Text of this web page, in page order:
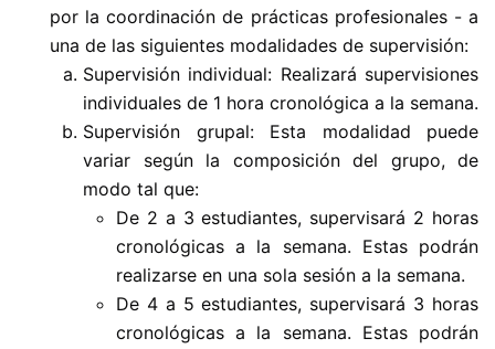
por la coordinación de prácticas profesionales - a
una de las siguientes modalidades de supervisión:
Supervisión individual: Realizará supervisiones
individuales de 1 hora cronológica a la semana.
Supervisión grupal: Esta modalidad puede
variar según la composición del grupo, de
modo tal que:
De 2 a 3 estudiantes, supervisará 2 horas
cronológicas a la semana. Estas podrán
realizarse en una sola sesión a la semana.
De 4 a 5 estudiantes, supervisará 3 horas
cronológicas a la semana. Estas podrán